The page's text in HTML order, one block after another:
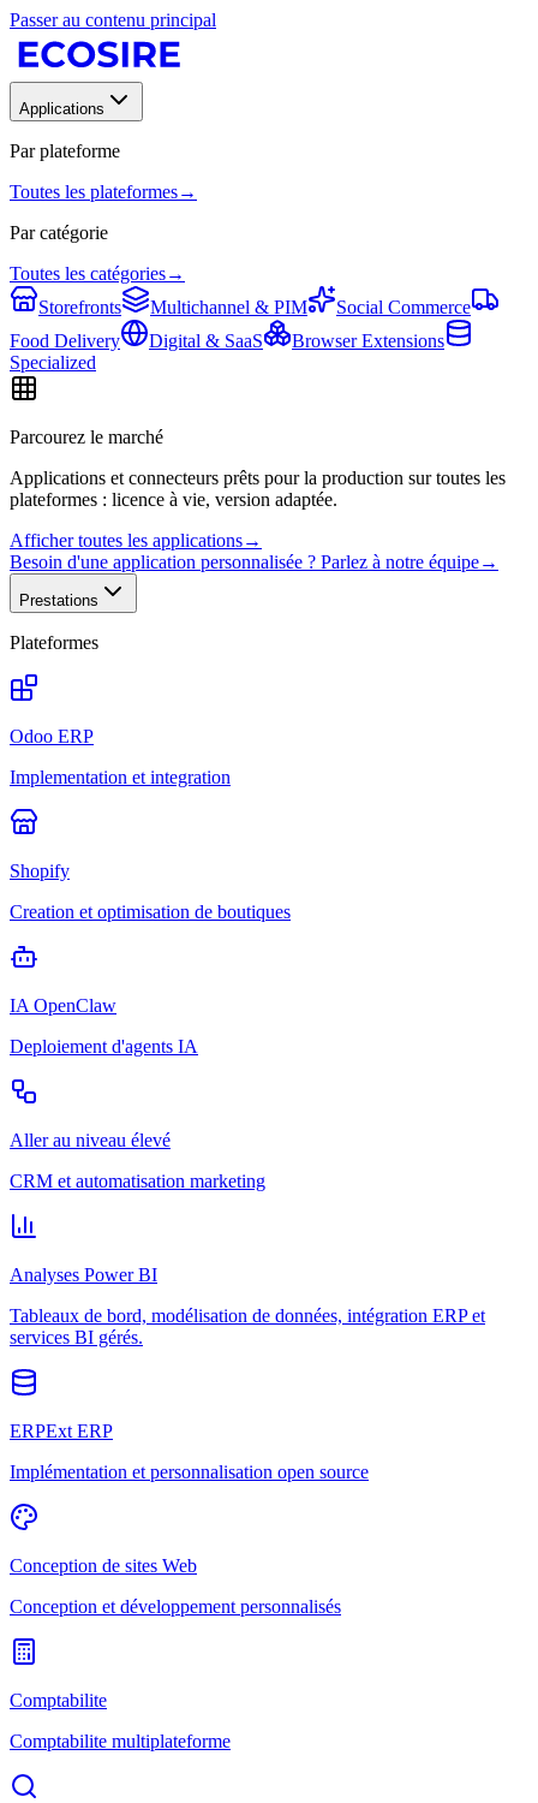
Passer au contenu principal
Applications
Par plateforme
Toutes les plateformes→
Par catégorie
Toutes les catégories→
Storefronts
Multichannel & PIM
Social Commerce
Food Delivery
Digital & SaaS
Browser Extensions
Specialized
Parcourez le marché
Applications et connecteurs prêts pour la production sur toutes les
plateformes : licence à vie, version adaptée.
Afficher toutes les applications→
Besoin d'une application personnalisée ? Parlez à notre équipe→
Prestations
Plateformes
Odoo ERP
Implementation et integration
Shopify
Creation et optimisation de boutiques
IA OpenClaw
Deploiement d'agents IA
Aller au niveau élevé
CRM et automatisation marketing
Analyses Power BI
Tableaux de bord, modélisation de données, intégration ERP et
services BI gérés.
ERPExt ERP
Implémentation et personnalisation open source
Conception de sites Web
Conception et développement personnalisés
Comptabilite
Comptabilite multiplateforme